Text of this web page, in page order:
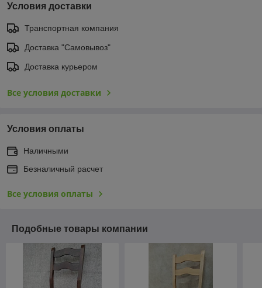
Условия доставки
Транспортная компания
Доставка "Самовывоз"
Доставка курьером
Все условия доставки
Условия оплаты
Наличными
Безналичный расчет
Все условия оплаты
Подобные товары компании